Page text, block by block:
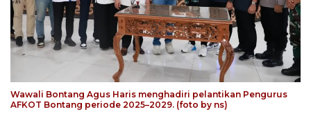
Wawali Bontang Agus Haris menghadiri pelantikan Pengurus
AFKOT Bontang periode 2025–2029. (foto by ns)